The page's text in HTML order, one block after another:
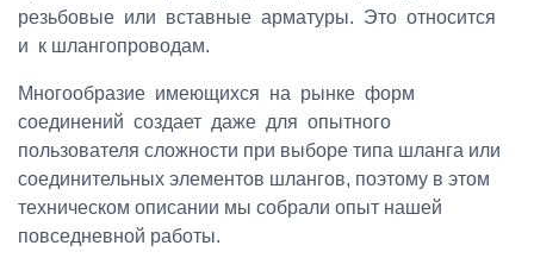
резьбовые или вставные арматуры. Это относится
и к шлангопроводам.
Многообразие имеющихся на рынке форм
соединений создает даже для опытного
пользователя сложности при выборе типа шланга или
соединительных элементов шлангов, поэтому в этом
техническом описании мы собрали опыт нашей
повседневной работы.